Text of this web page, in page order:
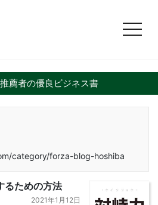
薦者の優良ビジネス書
category/forza-blog-hoshiba
るための方法
2021年1月12日